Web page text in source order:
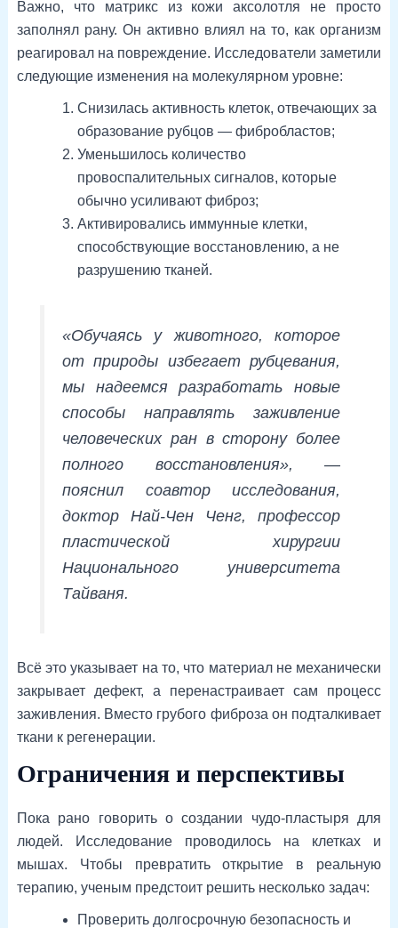
Важно, что матрикс из кожи аксолотля не просто
заполнял рану. Он активно влиял на то, как организм
реагировал на повреждение. Исследователи заметили
следующие изменения на молекулярном уровне:
Снизилась активность клеток, отвечающих за
образование рубцов — фибробластов;
Уменьшилось количество
провоспалительных сигналов, которые
обычно усиливают фиброз;
Активировались иммунные клетки,
способствующие восстановлению, а не
разрушению тканей.
«Обучаясь у животного, которое
от природы избегает рубцевания,
мы надеемся разработать новые
способы направлять заживление
человеческих ран в сторону более
полного восстановления», —
пояснил соавтор исследования,
доктор Най-Чен Ченг, профессор
пластической хирургии
Национального университета
Тайваня.
Всё это указывает на то, что материал не механически
закрывает дефект, а перенастраивает сам процесс
заживления. Вместо грубого фиброза он подталкивает
ткани к регенерации.
Ограничения и перспективы
Пока рано говорить о создании чудо-пластыря для
людей. Исследование проводилось на клетках и
мышах. Чтобы превратить открытие в реальную
терапию, ученым предстоит решить несколько задач:
Проверить долгосрочную безопасность и